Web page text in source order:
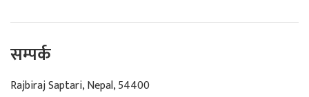
सम्पर्क
Rajbiraj Saptari, Nepal, 54400